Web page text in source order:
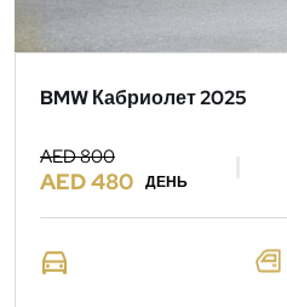
BMW Кабриолет 2025
AED 800
AED 480 ДЕНЬ